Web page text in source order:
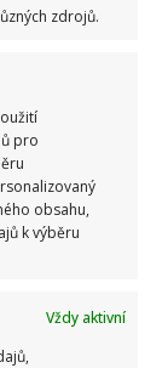
zdrojů.
pro
obsahu,
k výběru
Vždy aktivní
půdu:
se ztrapnil